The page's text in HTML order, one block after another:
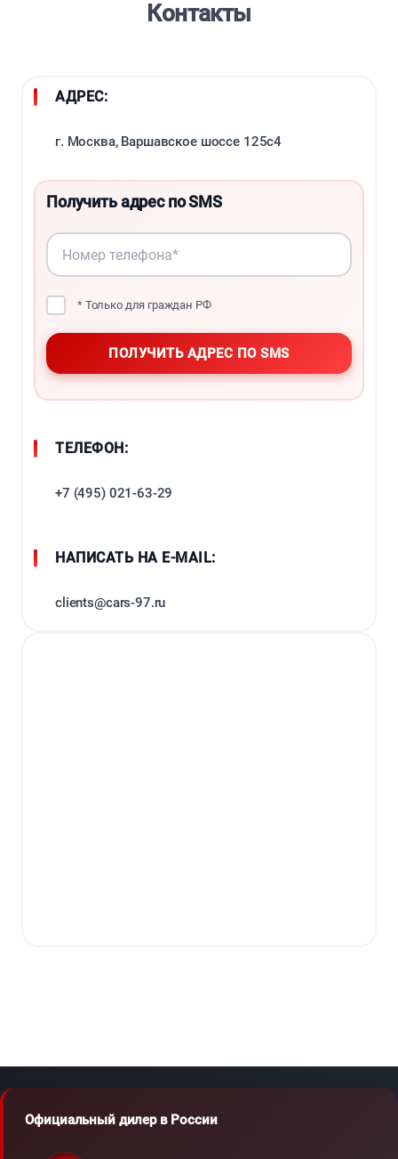
Контакты
АДРЕС:
г. Москва, Варшавское шоссе 125с4
Получить адрес по SMS
* Только для граждан РФ
ТЕЛЕФОН:
+7 (495) 021-63-29
НАПИСАТЬ НА E-MAIL:
clients@cars-97.ru
Официальный дилер в России